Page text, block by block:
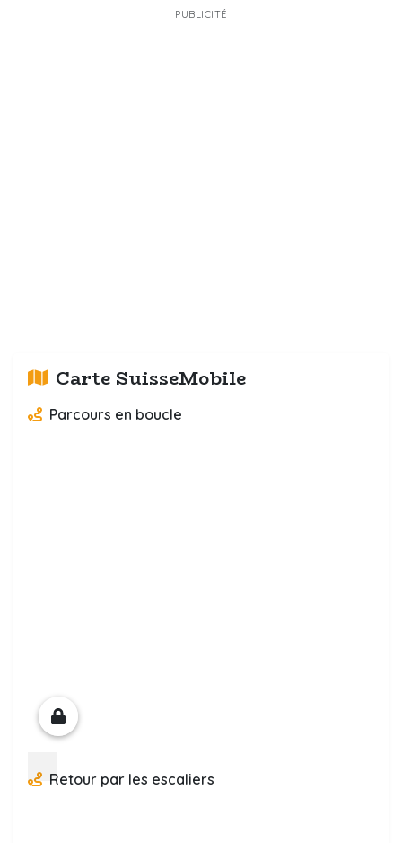
PUBLICITÉ
Carte SuisseMobile
Parcours en boucle
Retour par les escaliers